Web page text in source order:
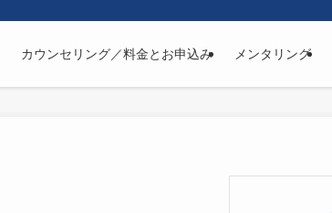
カウンセリング／料金とお申込み メンタリング